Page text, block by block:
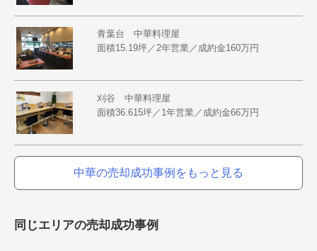
青葉台 中華料理屋
面積15.19坪／2年営業／成約金160万円
刈谷 中華料理屋
面積36.615坪／1年営業／成約金66万円
中華の売却成功事例をもっと見る
同じエリアの売却成功事例